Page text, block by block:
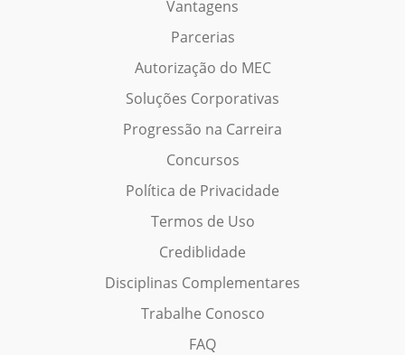
Vantagens
Parcerias
Autorização do MEC
Soluções Corporativas
Progressão na Carreira
Concursos
Política de Privacidade
Termos de Uso
Crediblidade
Disciplinas Complementares
Trabalhe Conosco
FAQ